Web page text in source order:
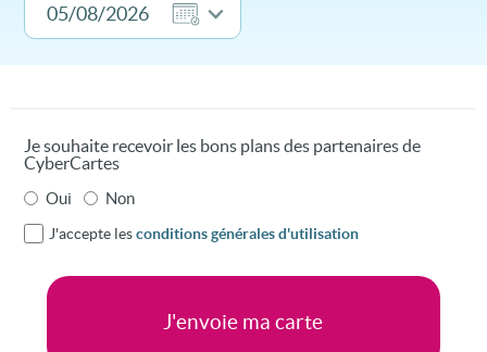
Je souhaite recevoir les bons plans des partenaires de
CyberCartes
Oui Non
J'accepte lesconditions générales d'utilisation